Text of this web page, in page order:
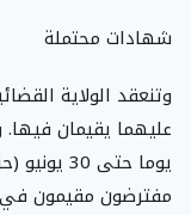
شهادات محتملة
وتنعقد الولاية
يوما حتى
مفترضون مقيمون في